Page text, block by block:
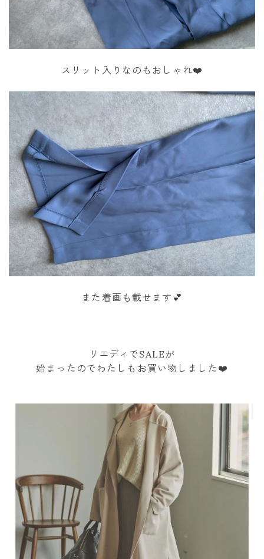
スリット入りなのもおしゃれ❤️
また着画も載せます💕
リエディでSALEが
始まったのでわたしもお買い物しました❤️